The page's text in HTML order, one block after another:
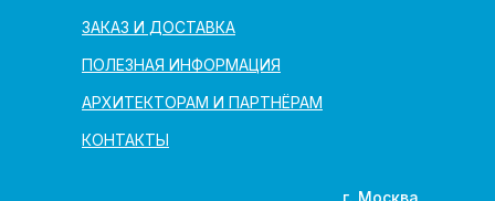
АРХИТЕКТОРАМ И ПАРТНЁРАМ
КОНТАКТЫ
ПОЛЕЗНАЯ ИНФОРМАЦИЯ
ЗАКАЗ И ДОСТАВКА
г. Москва,